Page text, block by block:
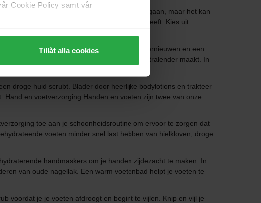
Cookie Policy samt vår
Tillåt alla cookies
uitgerust om met veranderingen om te gaan, maar het kan
bodybutters voor wie extra vocht nodig heeft. Kies uit
moeten we onze huid helpen zichzelf te vernieuwen en een
versnelt en je huid gladder en stralender maakt. In
droge huid scrubt. Blader door heerlijke bodylotions en trakteer
en voetverzorging Handen en voeten zijn twee van onze
toe aan je schoonheidsroutine om ervoor te zorgen dat
voeten minder snel last hebben van hielkloven, droge
handmaskers om je handen zijdezacht te maken. In
van oude nagellak. Een warm voetenbad helpt je voeten te
voordat je je voeten afdroogt en begint te vijlen. Knip en vijl je